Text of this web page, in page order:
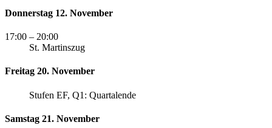
Donnerstag 12. November
17:00 – 20:00
St. Martinszug
Freitag 20. November
Stufen EF, Q1: Quartalende
Samstag 21. November